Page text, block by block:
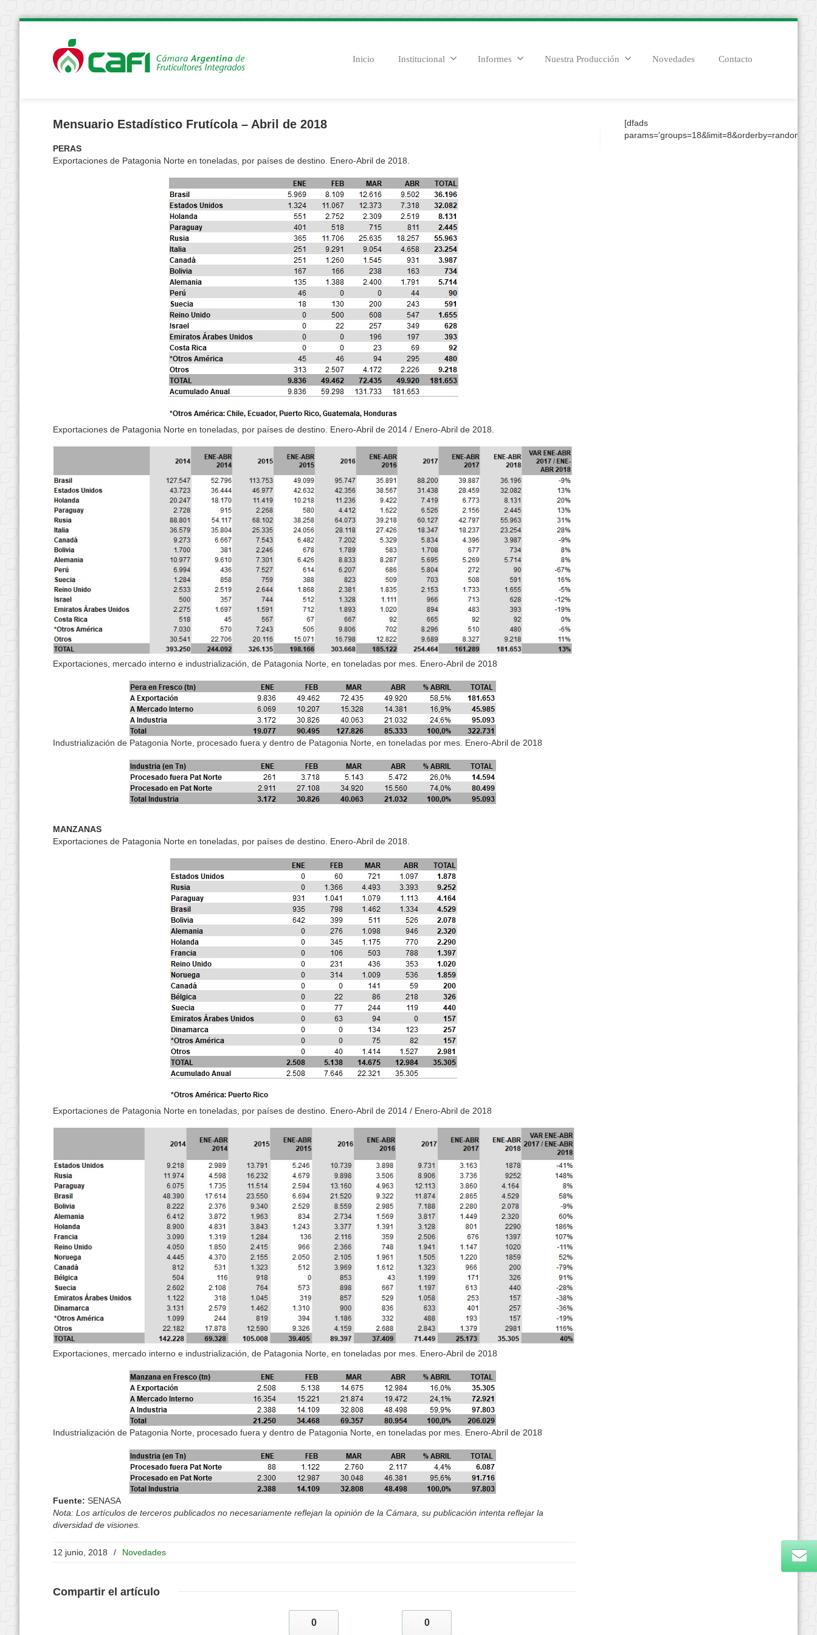
Inicio Institucional Informes Nuestra Producción Novedades Contacto
Mensuario Estadístico Frutícola – Abril de 2018
PERAS
Exportaciones de Patagonia Norte en toneladas, por países de destino. Enero-Abril de 2018.
Exportaciones de Patagonia Norte en toneladas, por países de destino. Enero-Abril de 2014 / Enero-Abril de 2018.
Exportaciones, mercado interno e industrialización, de Patagonia Norte, en toneladas por mes. Enero-Abril de 2018
Industrialización de Patagonia Norte, procesado fuera y dentro de Patagonia Norte, en toneladas por mes. Enero-Abril de 2018
MANZANAS
Exportaciones de Patagonia Norte en toneladas, por países de destino. Enero-Abril de 2018.
Exportaciones de Patagonia Norte en toneladas, por países de destino. Enero-Abril de 2014 / Enero-Abril de 2018
Exportaciones, mercado interno e industrialización, de Patagonia Norte, en toneladas por mes. Enero-Abril de 2018
Industrialización de Patagonia Norte, procesado fuera y dentro de Patagonia Norte, en toneladas por mes. Enero-Abril de 2018
Fuente: SENASA
Nota: Los artículos de terceros publicados no necesariamente reflejan la opinión de la Cámara, su publicación intenta reflejar la
diversidad de visiones.
12 junio, 2018 / Novedades
Compartir el artículo
0 0
[dfads